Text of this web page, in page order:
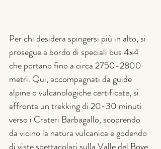
Per chi desidera spingersi più in alto, si
prosegue a bordo di speciali bus 4x4
che portano fino a circa 2750-2800
metri. Qui, accompagnati da guide
alpine o vulcanologiche certificate, si
affronta un trekking di 20-30 minuti
verso i Crateri Barbagallo, scoprendo
da vicino la natura vulcanica e godendo